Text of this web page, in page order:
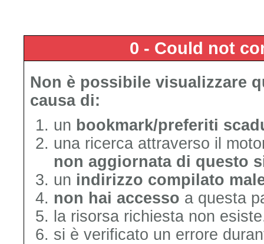
0 - Could not
Non è possibile visualizzare
causa di:
un bookmark/preferiti
una ricerca attraverso il
non aggiornata di questo
un indirizzo compilato
non hai accesso a questa
la risorsa richiesta non
si è verificato un errore